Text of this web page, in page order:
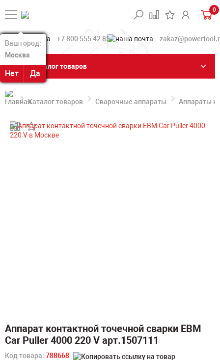
Ваш город:
Москва
Нет Да
Ваш город:
Москва
Нет Да
0
+7 800 555 42 85
Каталог товаров
Каталог товаров Сварочные аппараты Аппараты
Аппарат контактной точечной сварки ЕВМ
Car Puller 4000 220 V арт.1507111
Код товара: 788668